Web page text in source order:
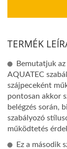
TERMÉK
Bemutatjuk
AQUATEC
szájpeceként
pontosan akkor
belégzés során,
szabályozó
működtetés
Ez a második